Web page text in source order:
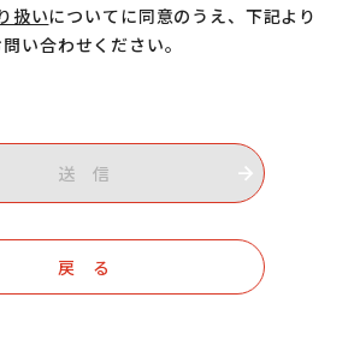
扱いについてに同意のうえ、下記より
い合わせください。
送 信
戻 る